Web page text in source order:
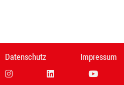
Datenschutz Impressum